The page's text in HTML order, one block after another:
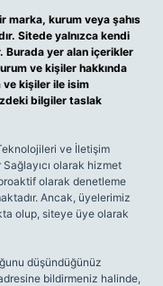
marka, kurum veya şahıs
Sitede yalnızca kendi
Burada yer alan içerikler
ve kişiler hakkında
ve kişiler ile isim
bilgiler taslak
ve İletişim
olarak hizmet
olarak denetleme
Ancak, üyelerimiz
olup, siteye üye olarak
düşündüğünüz
bildirmeniz halinde,